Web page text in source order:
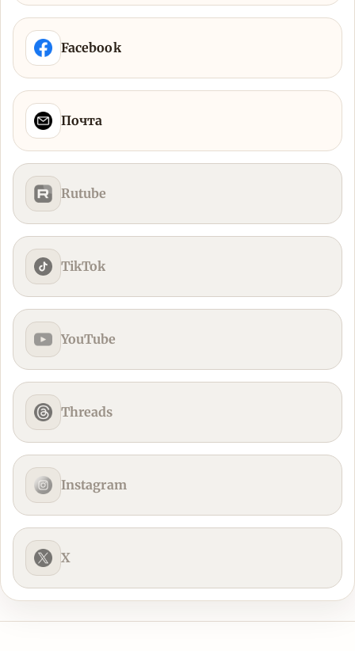
Facebook
Почта
Rutube
TikTok
YouTube
Threads
Instagram
X